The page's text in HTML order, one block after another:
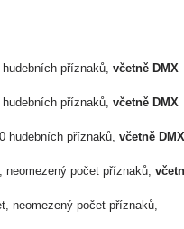
příznaků, včetně DMX
příznaků, včetně DMX
hudebních příznaků, včetně DMX
neomezený počet příznaků,
neomezený počet příznaků,